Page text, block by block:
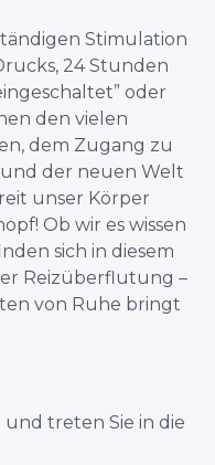
Stimulation
24 Stunden
oder
den vielen
dem Zugang zu
der neuen Welt
unser Körper
Ob wir es wissen
sich in diesem
Reizüberflutung –
von Ruhe bringt
und treten Sie in die